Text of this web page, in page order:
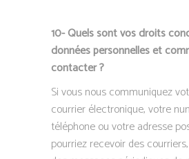
10- Quels sont vos droits
données personnelles et
contacter ?
Si vous nous communiquez
courrier électronique, votre
téléphone ou votre adresse
pourriez recevoir des